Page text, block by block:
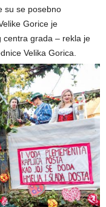
su se posebno
Gorice je
centra grada – rekla je
Velika Gorica.